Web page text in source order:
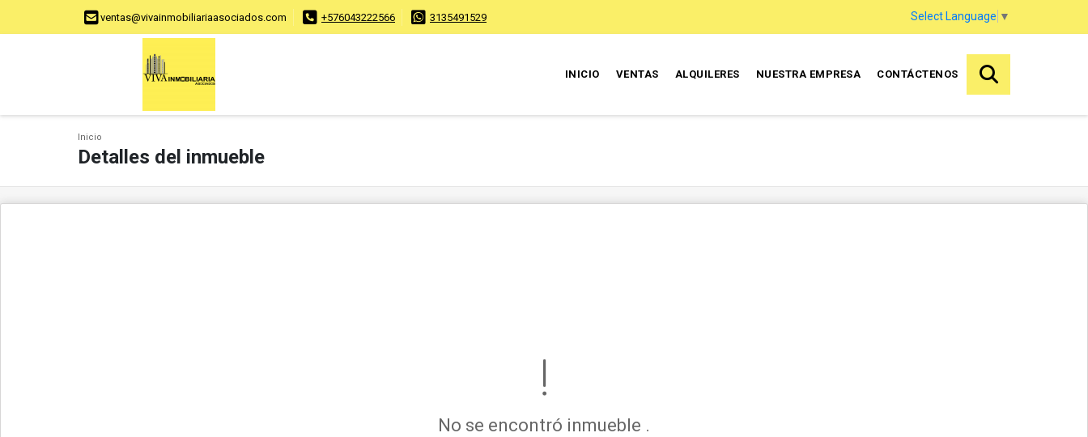
ventas@vivainmobiliariaasociados.com +576043222566 3135491529 Select Language ▼
INICIO VENTAS ALQUILERES NUESTRA EMPRESA CONTÁCTENOS
Inicio
Detalles del inmueble
No se encontró inmueble .